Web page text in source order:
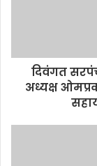
d
s
दिवंगत
अध्यक्ष